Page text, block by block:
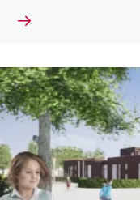
Lees verder